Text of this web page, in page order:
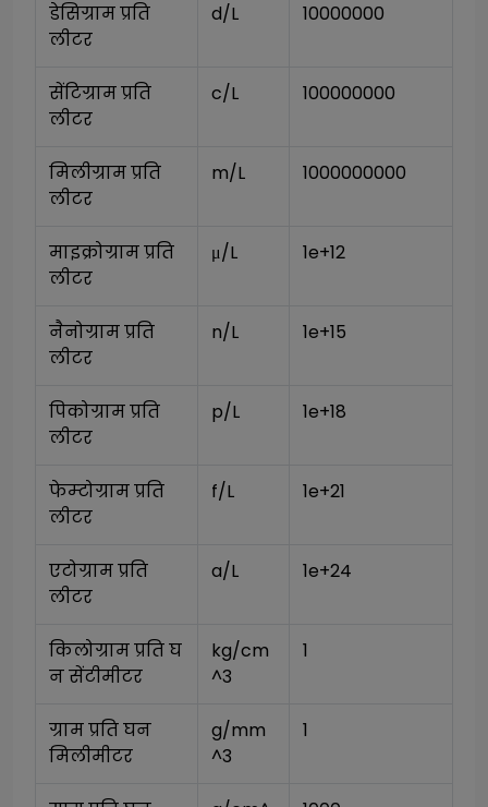
डेसिग्राम प्रति
लीटर
d/L 10000000
सेंटिग्राम प्रति
लीटर
c/L 100000000
मिलीग्राम प्रति
लीटर
m/L 1000000000
माइक्रोग्राम प्रति
लीटर
μ/L 1e+12
नैनोग्राम प्रति
लीटर
n/L 1e+15
पिकोग्राम प्रति
लीटर
p/L 1e+18
फेम्टोग्राम प्रति
लीटर
f/L 1e+21
एटोग्राम प्रति
लीटर
a/L 1e+24
किलोग्राम प्रति घ
न सेंटीमीटर
kg/cm
^3
1
ग्राम प्रति घन
मिलीमीटर
g/mm
^3
1